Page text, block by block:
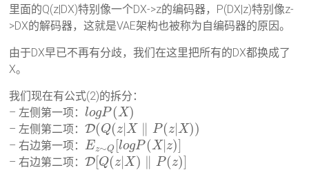
里面的Q(z|DX)特别像一个DX->z的编码器，P(DX|z)特别像z-
>DX的解码器，这就是VAE架构也被称为自编码器的原因。
由于DX早已不再有分歧，我们在这里把所有的DX都换成了
X。
我们现在有公式(2)的拆分：
– 左侧第一项：logP (X)
– 左侧第二项：D(Q(z|X ∥ P(z|X))
– 右边第一项： Ez∼Q [logP (X|z)]
– 右边第二项：D[Q(z|X) ∥ P(z)]